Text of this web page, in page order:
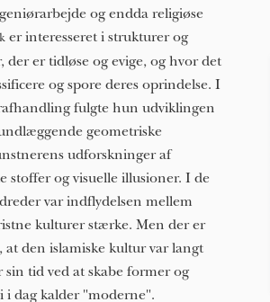
og endda religiøse
er interesseret i strukturer og
der er tidløse og evige, og hvor det
og spore deres oprindelse. I
fulgte hun udviklingen
geometriske
udforskninger af
stoffer og visuelle illusioner. I de
var indflydelsen mellem
kulturer stærke. Men der er
at den islamiske kultur var langt
tid ved at skabe former og
i dag kalder "moderne".